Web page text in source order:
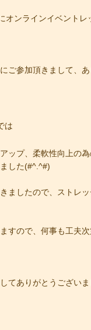
オンラインイベントレ
ご参加頂きまして、
は
ップ、柔軟性向上の
した(#^.^#)
ましたので、ストレ
すので、何事も工夫次
てありがとうござい